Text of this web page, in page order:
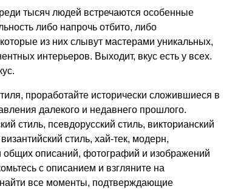
тысяч людей встречаются особенные
либо напрочь отбито, либо
из них слывут мастерами уникальных,
интерьеров. Выходит, вкус есть у всех.
проработайте исторически сложившиеся в
далекого и недавнего прошлого.
стиль, псевдорусский стиль, викторианский
стиль, хай-тек, модерн,
описаний, фотографий и изображений
с описанием и взгляните на
все моменты, подтверждающие